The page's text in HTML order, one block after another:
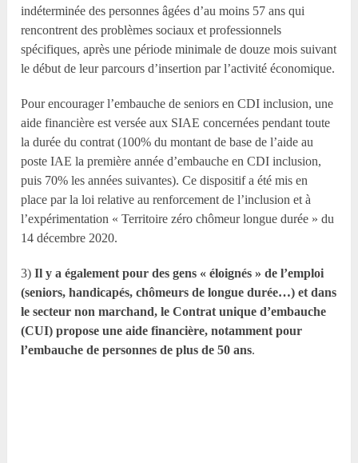
indéterminée des personnes âgées d’au moins 57 ans qui
rencontrent des problèmes sociaux et professionnels
spécifiques, après une période minimale de douze mois suivant
le début de leur parcours d’insertion par l’activité économique.
Pour encourager l’embauche de seniors en CDI inclusion, une
aide financière est versée aux SIAE concernées pendant toute
la durée du contrat (100% du montant de base de l’aide au
poste IAE la première année d’embauche en CDI inclusion,
puis 70% les années suivantes). Ce dispositif a été mis en
place par la loi relative au renforcement de l’inclusion et à
l’expérimentation « Territoire zéro chômeur longue durée » du
14 décembre 2020.
3)Il y a également pour des gens « éloignés » de l’emploi
(seniors, handicapés, chômeurs de longue durée…) et dans
le secteur non marchand, le Contrat unique d’embauche
(CUI) propose une aide financière, notamment pour
l’embauche de personnes de plus de 50 ans.